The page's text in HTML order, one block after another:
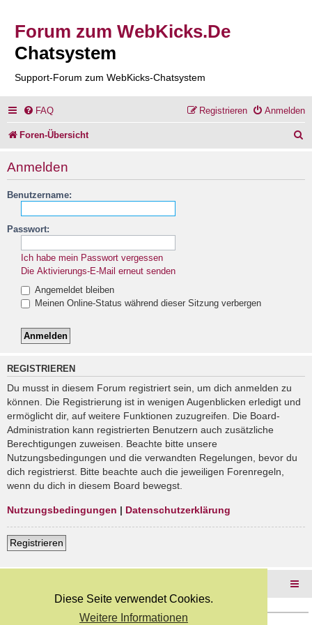
Diese Seite verwendet Cookies.
Weitere Informationen
Forum zum WebKicks.De
Chatsystem
Support-Forum zum WebKicks-Chatsystem
FAQ Anmelden
Registrieren
Foren-Übersicht
Anmelden
Benutzername:
Passwort:
Ich habe mein Passwort vergessen
Die Aktivierungs-E-Mail erneut senden
Angemeldet bleiben
Meinen Online-Status während dieser Sitzung verbergen
REGISTRIEREN
Du musst in diesem Forum registriert sein, um dich anmelden zu
können. Die Registrierung ist in wenigen Augenblicken erledigt und
ermöglicht dir, auf weitere Funktionen zuzugreifen. Die Board-
Administration kann registrierten Benutzern auch zusätzliche
Berechtigungen zuweisen. Beachte bitte unsere
Nutzungsbedingungen und die verwandten Regelungen, bevor du
dich registrierst. Bitte beachte auch die jeweiligen Forenregeln,
wenn du dich in diesem Board bewegst.
Nutzungsbedingungen | Datenschutzerklärung
Registrieren